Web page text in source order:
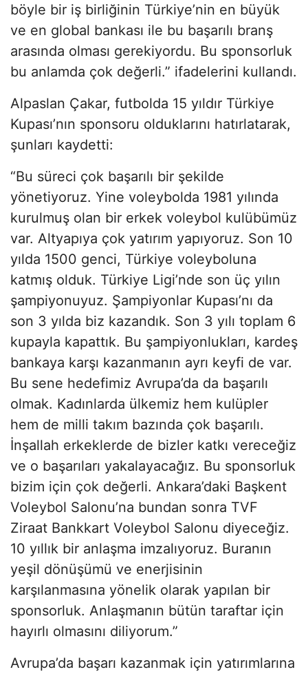
böyle bir iş birliğinin Türkiye’nin en büyük
ve en global bankası ile bu başarılı branş
arasında olması gerekiyordu. Bu sponsorluk
bu anlamda çok değerli.” ifadelerini kullandı.
Alpaslan Çakar, futbolda 15 yıldır Türkiye
Kupası’nın sponsoru olduklarını hatırlatarak,
şunları kaydetti:
“Bu süreci çok başarılı bir şekilde
yönetiyoruz. Yine voleybolda 1981 yılında
kurulmuş olan bir erkek voleybol kulübümüz
var. Altyapıya çok yatırım yapıyoruz. Son 10
yılda 1500 genci, Türkiye voleyboluna
katmış olduk. Türkiye Ligi’nde son üç yılın
şampiyonuyuz. Şampiyonlar Kupası’nı da
son 3 yılda biz kazandık. Son 3 yılı toplam 6
kupayla kapattık. Bu şampiyonlukları, kardeş
bankaya karşı kazanmanın ayrı keyfi de var.
Bu sene hedefimiz Avrupa’da da başarılı
olmak. Kadınlarda ülkemiz hem kulüpler
hem de milli takım bazında çok başarılı.
İnşallah erkeklerde de bizler katkı vereceğiz
ve o başarıları yakalayacağız. Bu sponsorluk
bizim için çok değerli. Ankara’daki Başkent
Voleybol Salonu’na bundan sonra TVF
Ziraat Bankkart Voleybol Salonu diyeceğiz.
10 yıllık bir anlaşma imzalıyoruz. Buranın
yeşil dönüşümü ve enerjisinin
karşılanmasına yönelik olarak yapılan bir
sponsorluk. Anlaşmanın bütün taraftar için
hayırlı olmasını diliyorum.”
Avrupa’da başarı kazanmak için yatırımlarına